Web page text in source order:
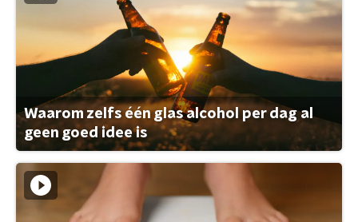
Waarom zelfs één glas alcohol per dag al
geen goed idee is